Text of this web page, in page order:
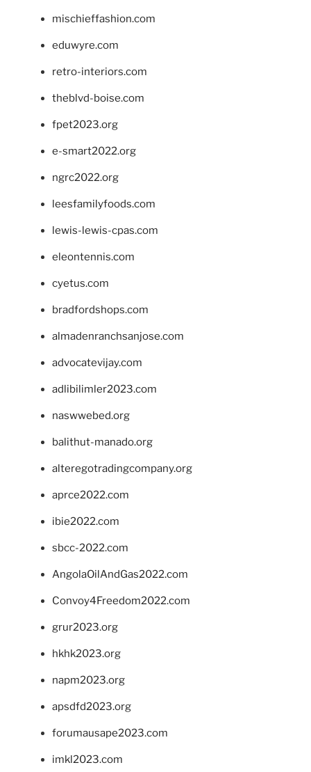
mischieffashion.com
eduwyre.com
retro-interiors.com
theblvd-boise.com
fpet2023.org
e-smart2022.org
ngrc2022.org
leesfamilyfoods.com
lewis-lewis-cpas.com
eleontennis.com
cyetus.com
bradfordshops.com
almadenranchsanjose.com
advocatevijay.com
adlibilimler2023.com
naswwebed.org
balithut-manado.org
alteregotradingcompany.org
aprce2022.com
ibie2022.com
sbcc-2022.com
AngolaOilAndGas2022.com
Convoy4Freedom2022.com
grur2023.org
hkhk2023.org
napm2023.org
apsdfd2023.org
forumausape2023.com
imkl2023.com